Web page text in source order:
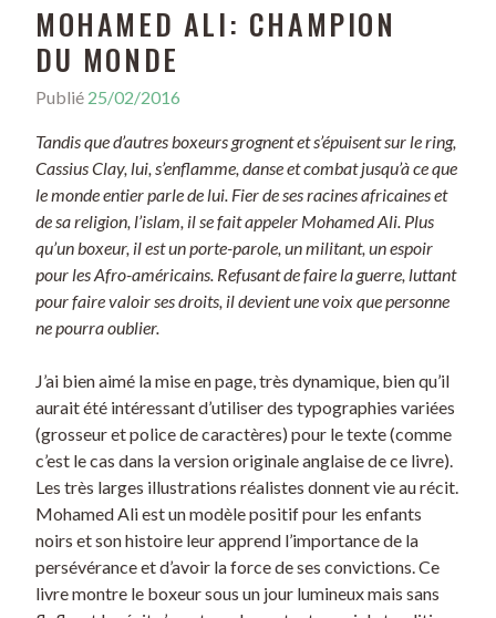
MOHAMED ALI: CHAMPION
DU MONDE
Publié 25/02/2016
Tandis que d’autres boxeurs grognent et s’épuisent sur le ring,
Cassius Clay, lui, s’enflamme, danse et combat jusqu’à ce que
le monde entier parle de lui. Fier de ses racines africaines et
de sa religion, l’islam, il se fait appeler Mohamed Ali. Plus
qu’un boxeur, il est un porte-parole, un militant, un espoir
pour les Afro-américains. Refusant de faire la guerre, luttant
pour faire valoir ses droits, il devient une voix que personne
ne pourra oublier.
J’ai bien aimé la mise en page, très dynamique, bien qu’il
aurait été intéressant d’utiliser des typographies variées
(grosseur et police de caractères) pour le texte (comme
c’est le cas dans la version originale anglaise de ce livre).
Les très larges illustrations réalistes donnent vie au récit.
Mohamed Ali est un modèle positif pour les enfants
noirs et son histoire leur apprend l’importance de la
persévérance et d’avoir la force de ses convictions. Ce
livre montre le boxeur sous un jour lumineux mais sans